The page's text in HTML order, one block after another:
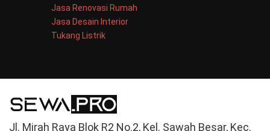
Jasa Renovasi Rumah
Jasa Desain Interior
Tukang Listrik
Jl. Mirah Raya Blok R2 No.2, Kel. Sawah Besar, Kec.